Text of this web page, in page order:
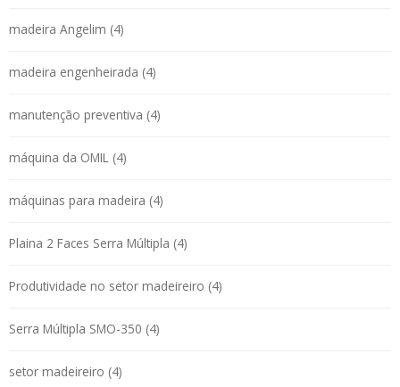
madeira Angelim (4)
madeira engenheirada (4)
manutenção preventiva (4)
máquina da OMIL (4)
máquinas para madeira (4)
Plaina 2 Faces Serra Múltipla (4)
Produtividade no setor madeireiro (4)
Serra Múltipla SMO-350 (4)
setor madeireiro (4)